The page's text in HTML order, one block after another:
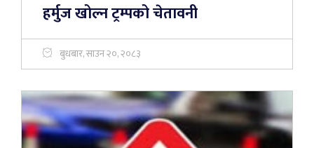
हर्मुज खोल्न ट्रम्पको चेतावनी
बुधबार, साउन २०, २०८३